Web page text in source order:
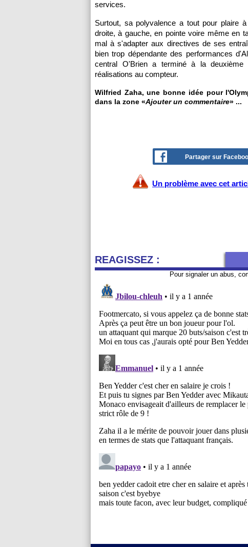
services.
Surtout, sa polyvalence a tout pour plaire
droite, à gauche, en pointe voire même en
mal à s'adapter aux directives de ses
bien trop dépendante des performances
central O'Brien a terminé à la
réalisations au compteur.
Wilfried Zaha, une bonne idée pour
dans la zone «Ajouter un commentaire» ...
Partager sur
Un problème avec cet
REAGISSEZ :
Pour signaler un abus,